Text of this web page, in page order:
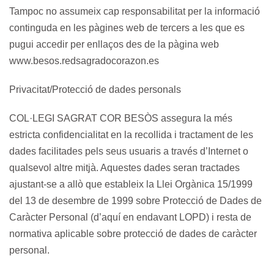
Tampoc no assumeix cap responsabilitat per la informació
continguda en les pàgines web de tercers a les que es
pugui accedir per enllaços des de la pàgina web
www.besos.redsagradocorazon.es
Privacitat/Protecció de dades personals
COL·LEGI SAGRAT COR BESÒS assegura la més
estricta confidencialitat en la recollida i tractament de les
dades facilitades pels seus usuaris a través d’Internet o
qualsevol altre mitjà. Aquestes dades seran tractades
ajustant-se a allò que estableix la Llei Orgànica 15/1999
del 13 de desembre de 1999 sobre Protecció de Dades de
Caràcter Personal (d’aquí en endavant LOPD) i resta de
normativa aplicable sobre protecció de dades de caràcter
personal.